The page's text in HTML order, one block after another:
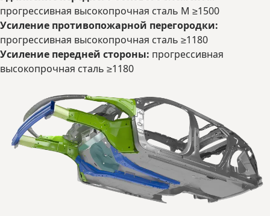
прогрессивная высокопрочная сталь М ≥1500
Усиление противопожарной перегородки:
прогрессивная высокопрочная сталь ≥1180
Усиление передней стороны: прогрессивная
высокопрочная сталь ≥1180